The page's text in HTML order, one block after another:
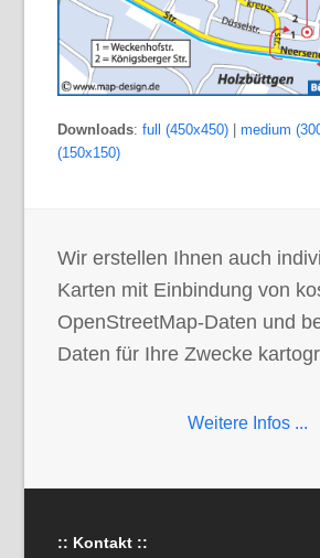
Downloads:full (450x450) |medium
(150x150)
Wir erstellen Ihnen auch
Karten mit Einbindung von
OpenStreetMap-Daten und
Daten für Ihre Zwecke
Weitere Infos ...
:: Kontakt ::